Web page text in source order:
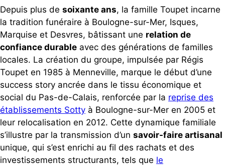
Depuis plus de soixante ans, la famille Toupet incarne
la tradition funéraire à Boulogne-sur-Mer, Isques,
Marquise et Desvres, bâtissant une relation de
confiance durable avec des générations de familles
locales. La création du groupe, impulsée par Régis
Toupet en 1985 à Menneville, marque le début d’une
success story ancrée dans le tissu économique et
social du Pas-de-Calais, renforcée par la reprise des
établissements Sotty à Boulogne-sur-Mer en 2005 et
leur relocalisation en 2012. Cette dynamique familiale
s’illustre par la transmission d’un savoir-faire artisanal
unique, qui s’est enrichi au fil des rachats et des
investissements structurants, tels que le